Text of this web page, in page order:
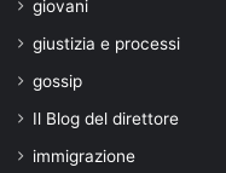
giovani
giustizia e processi
gossip
Il Blog del direttore
immigrazione